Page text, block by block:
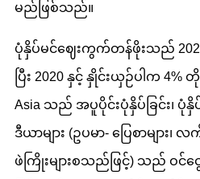
မည်ဖြစ်သည်။
ပုံနှိပ်မင်ဈေးကွက်တန်ဖိုးသည်
ပြီး 2020 နှင့် နှိုင်းယှဉ်ပါက
Asia သည် အပူပိုင်းပုံနှိပ်ခြင်း၊ ပုံ
ဒီယာများ (ဥပမာ- ပြေစာများ၊
ဖဲကြိုးများစသည်ဖြင့်) သည် ဝင်ငွ